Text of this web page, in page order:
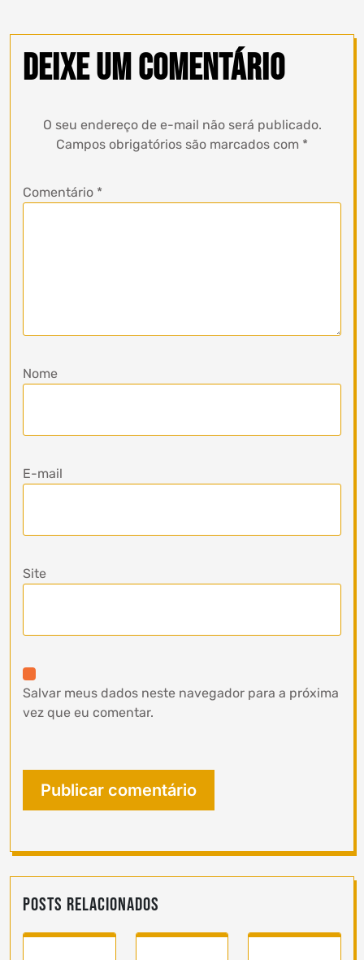
Deixe um comentário
O seu endereço de e-mail não será publicado.
Campos obrigatórios são marcados com *
Comentário *
Nome
E-mail
Site
Salvar meus dados neste navegador para a próxima
vez que eu comentar.
Posts Relacionados